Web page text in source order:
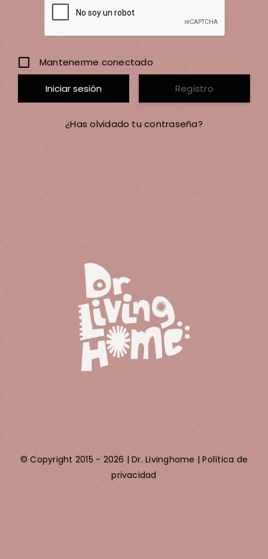
Mantenerme conectado
Registro
¿Has olvidado tu contraseña?
© Copyright 2015 - 2026 | Dr. Livinghome |Política de
privacidad